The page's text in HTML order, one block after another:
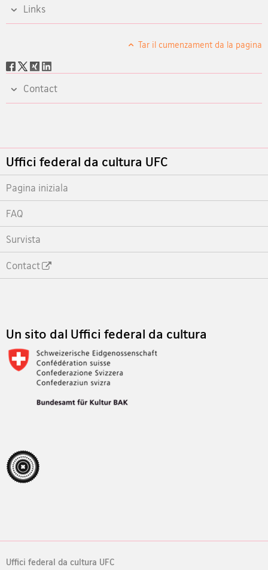
Links
Tar il cumenzament da la pagina
Social
Contact
Footer
Uffici federal da cultura UFC
Pagina iniziala
FAQ
Survista
Contact
Un sito dal Uffici federal da cultura
Uffici federal da cultura UFC